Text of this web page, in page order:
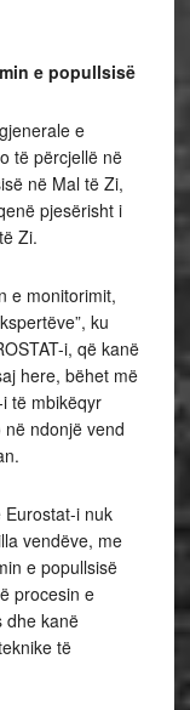
e popullsisë
e
të përcjellë në
në Mal të Zi,
pjesërisht i
Zi.
e monitorimit,
ku
i, që kanë
here, bëhet më
të mbikëqyr
ndonjë vend
i nuk
vendëve, me
e popullsisë
procesin e
dhe kanë
të